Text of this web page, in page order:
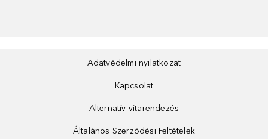
Adatvédelmi nyilatkozat
Kapcsolat
Alternatív vitarendezés
Általános Szerződési Feltételek